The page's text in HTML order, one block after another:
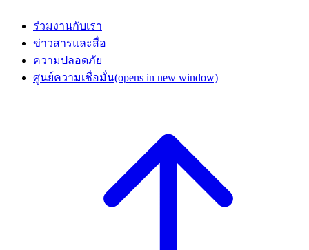
ร่วมงานกับเรา
ข่าวสารและสื่อ
ความปลอดภัย
ศูนย์ความเชื่อมั่น(opens in new window)